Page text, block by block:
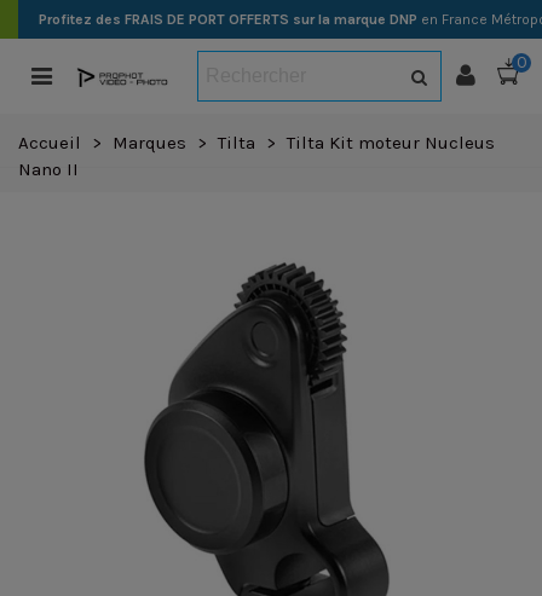
Profitez des FRAIS DE PORT OFFERTS sur la marque DNP en France
0
Accueil > Marques > Tilta > Tilta Kit moteur Nucleus
Nano II